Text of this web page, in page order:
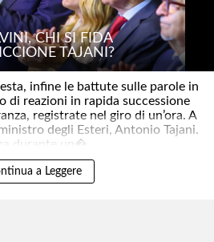
CHI SI FIDA
TAJANI?
infine le battute sulle parole in
di reazioni in rapida successione
registrate nel giro di un’ora. A
degli Esteri, Antonio Tajani.
durante un�..
a Leggere